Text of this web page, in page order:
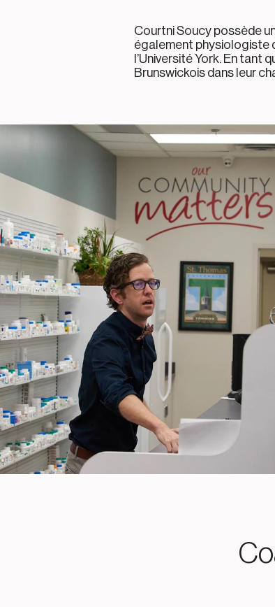
Courtni Soucy possède
également physiologiste
l’Université York. En tant
Brunswickois dans leur